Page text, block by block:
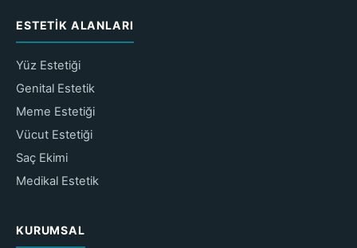
ESTETIK ALANLARI
Yüz Estetiği
Genital Estetik
Meme Estetiği
Vücut Estetiği
Saç Ekimi
Medikal Estetik
KURUMSAL